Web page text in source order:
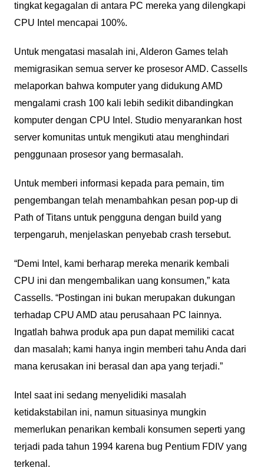
tingkat kegagalan di antara PC mereka yang dilengkapi
CPU Intel mencapai 100%.
Untuk mengatasi masalah ini, Alderon Games telah
memigrasikan semua server ke prosesor AMD. Cassells
melaporkan bahwa komputer yang didukung AMD
mengalami crash 100 kali lebih sedikit dibandingkan
komputer dengan CPU Intel. Studio menyarankan host
server komunitas untuk mengikuti atau menghindari
penggunaan prosesor yang bermasalah.
Untuk memberi informasi kepada para pemain, tim
pengembangan telah menambahkan pesan pop-up di
Path of Titans untuk pengguna dengan build yang
terpengaruh, menjelaskan penyebab crash tersebut.
“Demi Intel, kami berharap mereka menarik kembali
CPU ini dan mengembalikan uang konsumen,” kata
Cassells. “Postingan ini bukan merupakan dukungan
terhadap CPU AMD atau perusahaan PC lainnya.
Ingatlah bahwa produk apa pun dapat memiliki cacat
dan masalah; kami hanya ingin memberi tahu Anda dari
mana kerusakan ini berasal dan apa yang terjadi.”
Intel saat ini sedang menyelidiki masalah
ketidakstabilan ini, namun situasinya mungkin
memerlukan penarikan kembali konsumen seperti yang
terjadi pada tahun 1994 karena bug Pentium FDIV yang
terkenal.